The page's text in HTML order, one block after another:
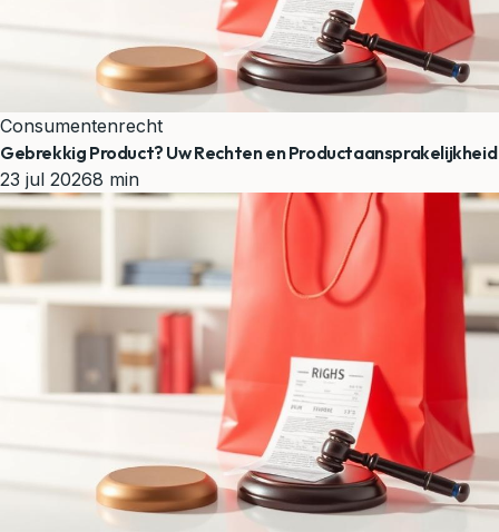
Consumentenrecht
Gebrekkig Product? Uw Rechten en Productaansprakelijkheid
23 jul 20268 min